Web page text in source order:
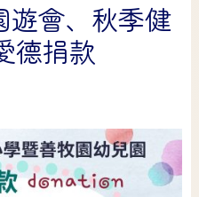
遊會、秋季健
德捐款